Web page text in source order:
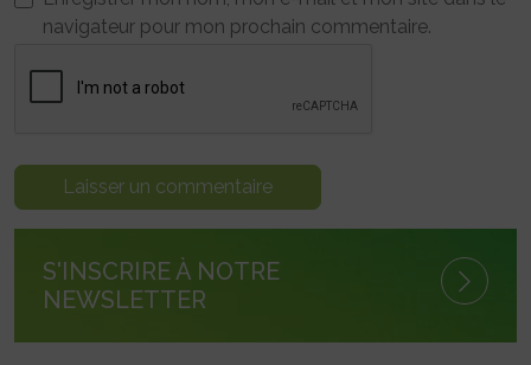
navigateur pour mon prochain commentaire.
S'INSCRIRE À NOTRE
NEWSLETTER